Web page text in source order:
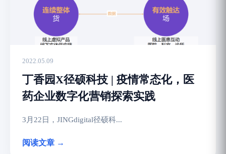
2022.05.09
丁香园X径硕科技 | 疫情常态化，医
药企业数字化营销探索实践
3月22日，JINGdigital径硕科...
阅读文章 →